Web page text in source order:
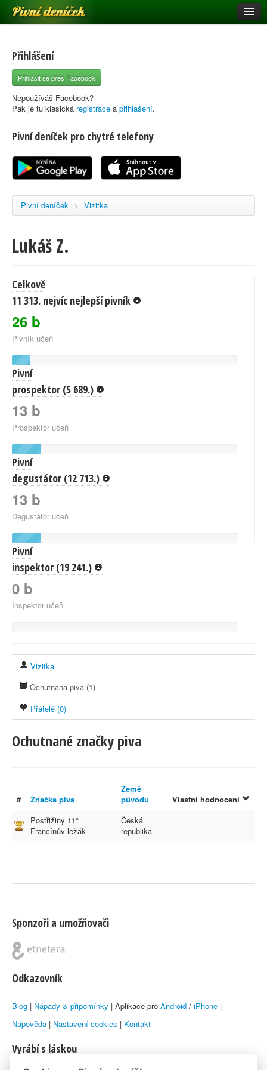
Pivní deníček
Pivní mapa
Pivní značky
Nápověda
Registrace
Přihlášení
Přihlásit se přes Facebook
Nepoužíváš Facebook?
Pak je tu klasická registrace a přihlašení.
Pivní deníček pro chytré telefony
Pivní deníček > Vizitka
Lukáš Z.
Celkově
11 313. nejvíc nejlepší pivník
26 b
Pivník učeň
Pivní
prospektor (5 689.)
13 b
Prospektor učeň
Pivní
degustátor (12 713.)
13 b
Degustátor učeň
Pivní
inspektor (19 241.)
0 b
Inspektor učeň
Vizitka
Ochutnaná piva (1)
Přátelé (0)
Ochutnané značky piva
# Značka piva
Země
původu
Vlastní hodnocení
Postřižiny 11°
Francínův ležák
Česká
republika
Sponzoři a umožňovači
Odkazovník
Blog | Nápady & připomínky | Aplikace pro Android / iPhone |
Nápověda | Nastavení cookies | Kontakt
Vyrábí s láskou